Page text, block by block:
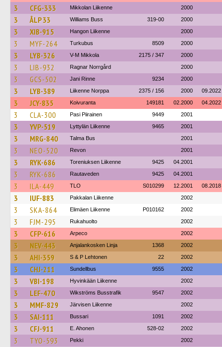
3
CFG-333 Mikkolan Liikenne 2000
3 ÅLP 33 Williams Buss 319-00 2000
3 XIB-915 Hangon Liikenne 2000
3 MYF-264 Turkubus 8509 2000
3 LYB-326 V-M Mikkola 2175 / 347 2000
3 LIB-932 Ragnar Norrgård 2000
3 GCS-502 Jani Rinne 9234 2000
3 LYB-389 Liikenne Norppa 2375 / 156 2000 09.2022
3 JCY-835 Koivuranta 149181 02.2000 04.2022
3 CLA-300 Pasi Piirainen 9449 2001
3 YVP-519 Lyttylän Liikenne 9465 2001
3 MRG-840 Talma Bus 2001
3 NEO-520 Revon 2001
3 RYK-686 Toreniuksen Liikenne 9425 04.2001
3 RYK-686 Rautaveden 9425 04.2001
3 ILA-449 TLO S010299 12.2001 08.2018
3 IUF-883 Pakkalan Liikenne 2002
3 SKA-864 Elimäen Liikenne P010162 2002
3 FJM-295 Rukahuolto 2002
3 CFP-616 Arpeco 2002
3 NEV-443 Anjalankosken Linja 1368 2002
3 AHI-359 S & P Lehtonen 22 2002
3 CHJ-211 Sundellbus 9555 2002
3 VBI-198 Hyvinkään Liikenne 2002
3 LEF-470 Wikströms Busstrafik 9547 2002
3 MMF-829 Järvisen Liikenne 2002
3 SAI-111 Bussari 1091 2002
3 CFJ-911 E. Ahonen 528-02 2002
3 TYO-593 Pekki 2002